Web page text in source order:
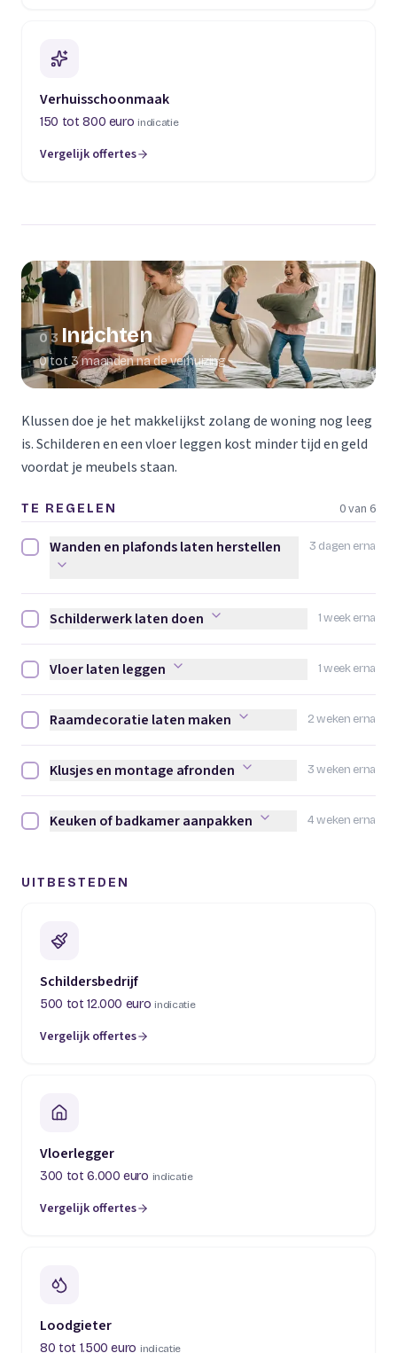
Verhuisschoonmaak
150 tot 800 euro indicatie
Vergelijk offertes
(opent in een nieuw tabblad)
03 Inrichten
0 tot 3 maanden na de verhuizing
Klussen doe je het makkelijkst zolang de woning nog leeg
is. Schilderen en een vloer leggen kost minder tijd en geld
voordat je meubels staan.
TE REGELEN 0 van 6
3 dagen erna
Wanden en plafonds laten herstellen afvinken
Wanden en plafonds laten herstellen
1 week erna
Schilderwerk laten doen afvinken
Schilderwerk laten doen
1 week erna
Vloer laten leggen afvinken
Vloer laten leggen
2 weken erna
Raamdecoratie laten maken afvinken
Raamdecoratie laten maken
3 weken erna
Klusjes en montage afronden afvinken
Klusjes en montage afronden
4 weken erna
Keuken of badkamer aanpakken afvinken
Keuken of badkamer aanpakken
UITBESTEDEN
Schildersbedrijf
500 tot 12.000 euro indicatie
Vergelijk offertes
(opent in een nieuw tabblad)
Vloerlegger
300 tot 6.000 euro indicatie
Vergelijk offertes
(opent in een nieuw tabblad)
Loodgieter
80 tot 1.500 euro indicatie